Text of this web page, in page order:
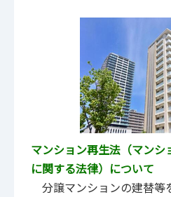
マンション再生法（マン
に関する法律）について
分譲マンションの建替等